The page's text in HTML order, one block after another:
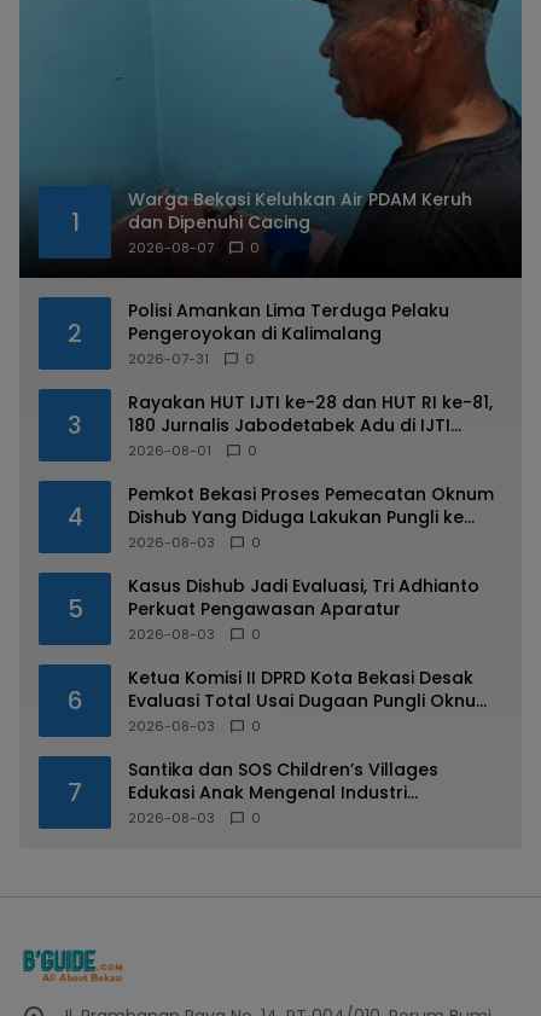
1
Warga Bekasi Keluhkan Air PDAM Keruh
dan Dipenuhi Cacing
2026-08-07 0
2
Polisi Amankan Lima Terduga Pelaku
Pengeroyokan di Kalimalang
2026-07-31 0
3
Rayakan HUT IJTI ke-28 dan HUT RI ke-81,
180 Jurnalis Jabodetabek Adu di IJTI
Jakarta Raya Cup
2026-08-01 0
4
Pemkot Bekasi Proses Pemecatan Oknum
Dishub Yang Diduga Lakukan Pungli ke
Sopir Truk
2026-08-03 0
5
Kasus Dishub Jadi Evaluasi, Tri Adhianto
Perkuat Pengawasan Aparatur
2026-08-03 0
6
Ketua Komisi II DPRD Kota Bekasi Desak
Evaluasi Total Usai Dugaan Pungli Oknum
Dishub Viral
2026-08-03 0
7
Santika dan SOS Children’s Villages
Edukasi Anak Mengenal Industri
Perhotelan
2026-08-03 0